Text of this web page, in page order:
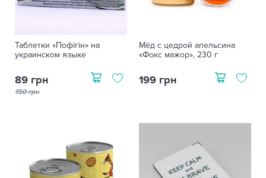
Таблетки «Пофігін» на
украинском языке
89 грн
150 грн
Мёд с цедрой апельсина
«Фокс мажор», 230 г
199 грн